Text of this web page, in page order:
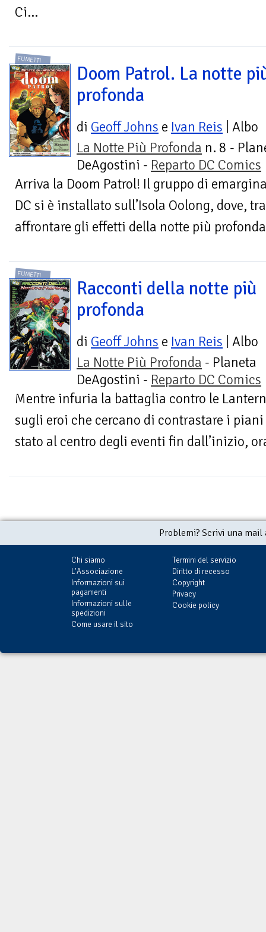
Ci...
FUMETTI
Doom Patrol. La notte
profonda
di Geoff Johns e Ivan Reis | Albo
La Notte Più Profonda n. 8 -
DeAgostini - Reparto DC Comics
Arriva la Doom Patrol! Il gruppo di
DC si è installato sull’Isola Oolong, dove,
affrontare gli effetti della notte più
FUMETTI
Racconti della notte più
profonda
di Geoff Johns e Ivan Reis | Albo
La Notte Più Profonda - Planeta
DeAgostini - Reparto DC Comics
Mentre infuria la battaglia contro le
sugli eroi che cercano di contrastare i
stato al centro degli eventi fin dall’inizio,
Problemi? Scrivi una
Chi siamo
L'Associazione
Informazioni sui
pagamenti
Informazioni sulle
spedizioni
Come usare il sito
Termini del servizio
Diritto di recesso
Copyright
Privacy
Cookie policy